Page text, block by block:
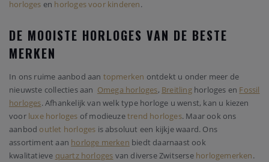
horloges en horloges voor kinderen.
DE MOOISTE HORLOGES VAN DE BESTE
MERKEN
In ons ruime aanbod aan topmerken ontdekt u onder meer de
nieuwste collecties aan Omega horloges, Breitlinghorloges en Fossil
horloges. Afhankelijk van welk type horloge u wenst, kan u kiezen
voor luxe horloges of modieuzetrend horloges. Maar ook ons
aanbod outlet horloges is absoluut een kijkje waard. Ons
assortiment aan horloge merken biedt daarnaast ook
kwalitatieve quartz horloges van diverse Zwitserse horlogemerken.